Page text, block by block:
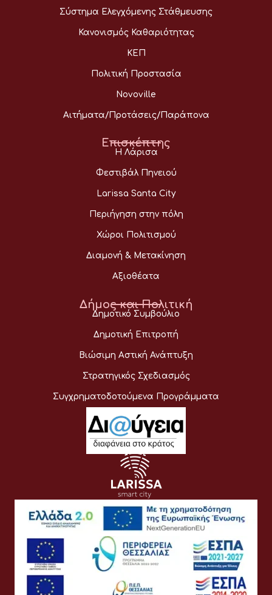
Σύστημα Ελεγχόμενης Στάθμευσης
Κανονισμός Καθαριότητας
ΚΕΠ
Πολιτική Προστασία
Novoville
Αιτήματα/Προτάσεις/Παράπονα
Επισκέπτης
Η Λάρισα
Φεστιβάλ Πηνειού
Larissa Santa City
Περιήγηση στην πόλη
Χώροι Πολιτισμού
Διαμονή & Μετακίνηση
Αξιοθέατα
Δήμος και Πολιτική
Δημοτικό Συμβούλιο
Δημοτική Επιτροπή
Βιώσιμη Αστική Ανάπτυξη
Στρατηγικός Σχεδιασμός
Συγχρηματοδοτούμενα Προγράμματα